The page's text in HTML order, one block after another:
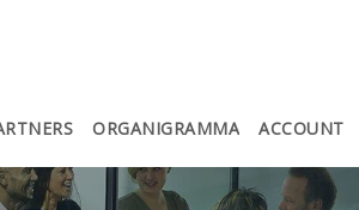
ORGANIGRAMMA ACCOUNT